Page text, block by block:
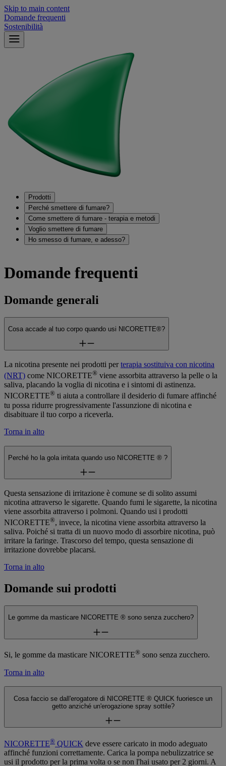
Skip to main content
Domande frequenti
Sostenibilità
Prodotti
Perché smettere di fumare?
Come smettere di fumare - terapia e metodi
Voglio smettere di fumare
Ho smesso di fumare, e adesso?
Domande frequenti
Domande generali
Cosa accade al tuo corpo quando usi NICORETTE®?
La nicotina presente nei prodotti perterapia sostituiva con nicotina
(NRT) come NICORETTE® viene assorbita attraverso la pelle o la
saliva, placando la voglia di nicotina e i sintomi di astinenza.
NICORETTE® ti aiuta a controllare il desiderio di fumare affinché
tu possa ridurre progressivamente l'assunzione di nicotina e
disabituare il tuo corpo a riceverla.
Torna in alto
Perché ho la gola irritata quando uso NICORETTE ® ?
Questa sensazione di irritazione è comune se di solito assumi
nicotina attraverso le sigarette. Quando fumi le sigarette, la nicotina
viene assorbita attraverso i polmoni. Quando usi i prodotti
NICORETTE®, invece, la nicotina viene assorbita attraverso la
saliva. Poiché si tratta di un nuovo modo di assorbire nicotina, può
irritare la faringe. Trascorso del tempo, questa sensazione di
irritazione dovrebbe placarsi.
Torna in alto
Domande sui prodotti
Le gomme da masticare NICORETTE ® sono senza zucchero?
Si, le gomme da masticare NICORETTE® sono senza zucchero.
Torna in alto
Cosa faccio se dall'erogatore di NICORETTE ® QUICK fuoriesce un
getto anziché un'erogazione spray sottile?
NICORETTE® QUICK deve essere caricato in modo adeguato
affinché funzioni correttamente. Carica la pompa nebulizzatrice se
usi il prodotto per la prima volta o se non l'hai usato per 2 giorni. A